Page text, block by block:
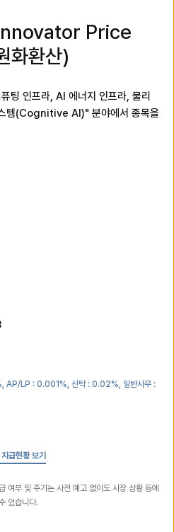
Price
환산)
팅 인프라, AI 에너지 인프라, 물리
템(Cognitive AI)" 분야에서 종목을
AP/LP : 0.001%, 신탁 : 0.02%, 일반사무 :
급현황 보기
여부 및 주기는 사전 예고 없이도 시장 상황 등에
있습니다.